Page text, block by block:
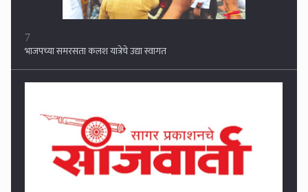
7
भाजपच्या समरसता कलश यात्रेचे उद्या स्वागत